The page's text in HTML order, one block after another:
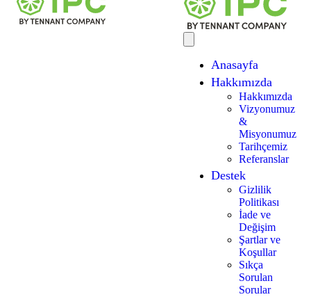
Anasayfa
Hakkımızda
Hakkımızda
Vizyonumuz
&
Misyonumuz
Tarihçemiz
Referanslar
Destek
Gizlilik
Politikası
İade ve
Değişim
Şartlar ve
Koşullar
Sıkça
Sorulan
Sorular